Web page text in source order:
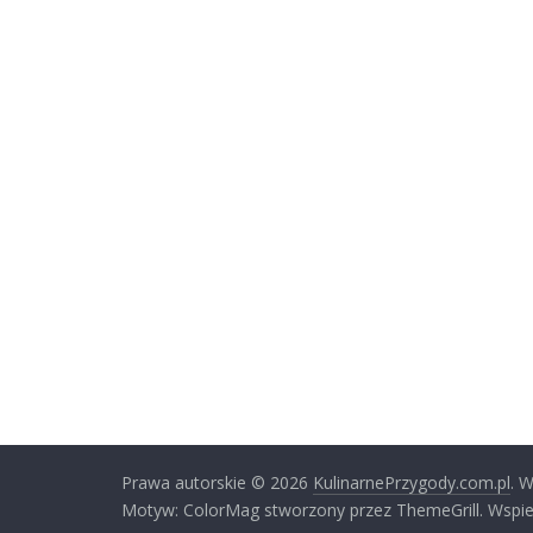
Prawa autorskie © 2026 KulinarnePrzygody.com.pl.
Motyw: ColorMag stworzony przez ThemeGrill.